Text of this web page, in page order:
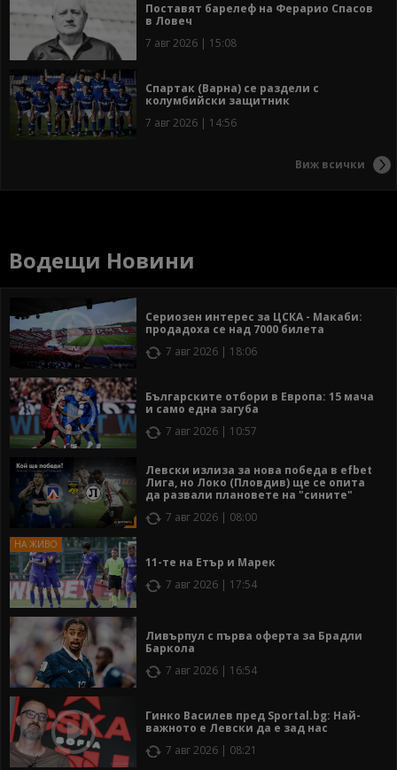
Поставят барелеф на Ферарио Спасов
в Ловеч
7 авг 2026 | 15:08
Спартак (Варна) се раздели с
колумбийски защитник
7 авг 2026 | 14:56
Виж всички
Водещи Новини
Сериозен интерес за ЦСКА - Макаби:
продадоха се над 7000 билета
7 авг 2026 | 18:06
Българските отбори в Европа: 15 мача
и само една загуба
7 авг 2026 | 10:57
Левски излиза за нова победа в efbet
Лига, но Локо (Пловдив) ще се опита
да развали плановете на "сините"
7 авг 2026 | 08:00
11-те на Етър и Марек
7 авг 2026 | 17:54
Ливърпул с първа оферта за Брадли
Баркола
7 авг 2026 | 16:54
Гинко Василев пред Sportal.bg: Най-
важното е Левски да е зад нас
7 авг 2026 | 08:21